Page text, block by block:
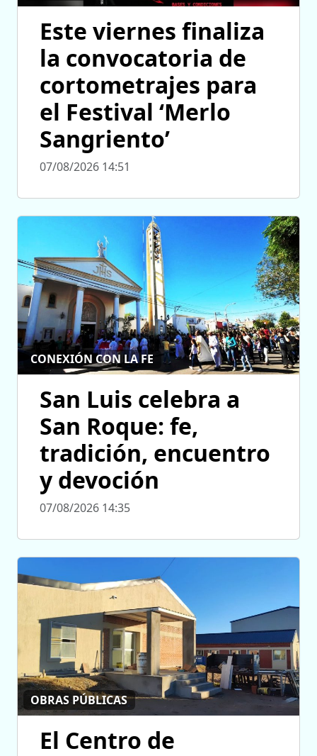
Este viernes finaliza
la convocatoria de
cortometrajes para
el Festival ‘Merlo
Sangriento’
07/08/2026 14:51
CONEXIÓN CON LA FE
San Luis celebra a
San Roque: fe,
tradición, encuentro
y devoción
07/08/2026 14:35
OBRAS PÚBLICAS
El Centro de